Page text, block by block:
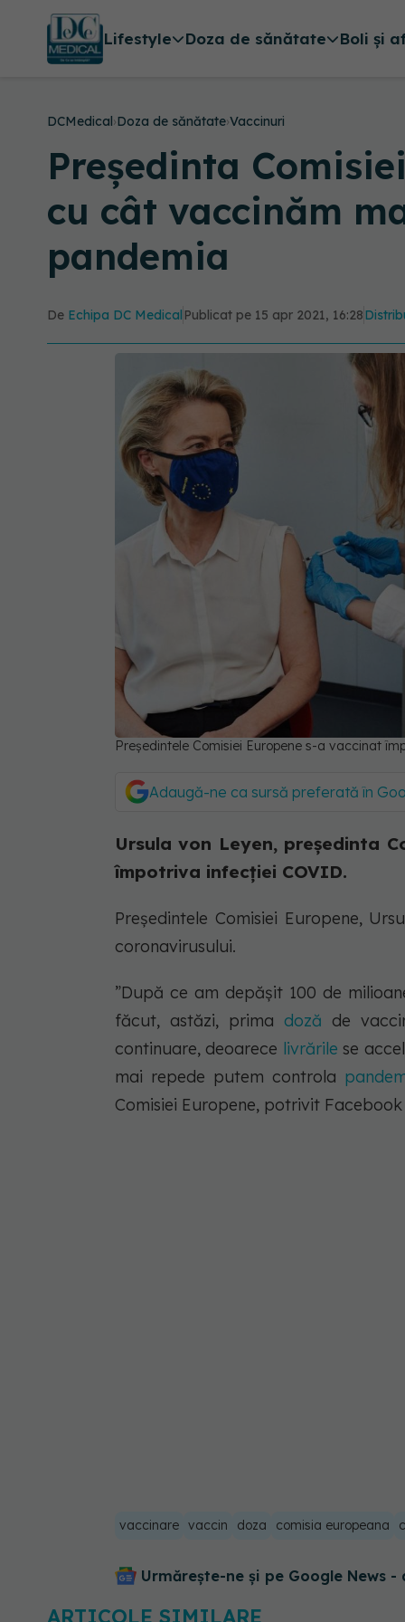
Lifestyle Doza de sănătate Boli și
DCMedical›Doza de sănătate›Vaccinuri
Președinta
cu cât vaccinăm
pandemia
De Echipa DC Medical Publicat pe 15 apr 2021, 16:28
Președintele Comisiei Europene s-a vaccinat
Adaugă-ne ca sursă preferată în
Ursula von Leyen, președinta
împotriva infecției COVID.
Președintele Comisiei Europene,
coronavirusului.
”După ce am depășit 100 de
făcut, astăzi, prima doză de
continuare, deoarece livrările se
mai repede putem controla
Comisiei Europene, potrivit Facebook
vaccinare vaccin doza comisia europeana
Urmărește-ne și pe Google News -
ARTICOLE SIMILARE